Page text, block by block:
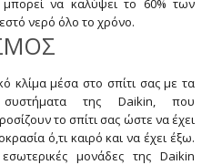
μπορεί να καλύψει το 60% των
νερό όλο το χρόνο.
κλίμα μέσα στο σπίτι σας με τα
συστήματα της Daikin, που
το σπίτι σας ώστε να έχει
ό,τι καιρό και να έχει έξω.
μονάδες της Daikin